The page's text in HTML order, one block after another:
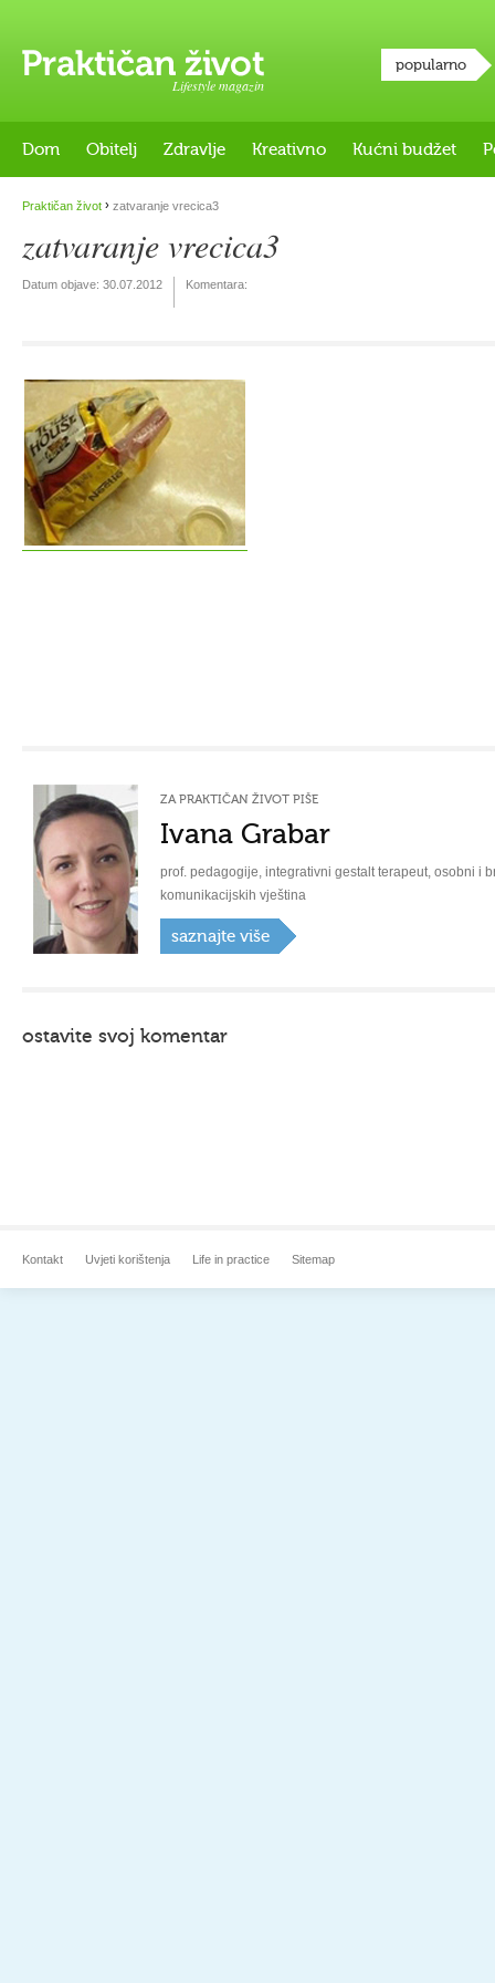
Lifestyle magazin
popularno
Dom Obitelj Zdravlje Kreativno Kućni budžet
Praktičan život › zatvaranje vrecica3
zatvaranje vrecica3
Datum objave: 30.07.2012 Komentara:
ZA PRAKTIČAN ŽIVOT PIŠE
Ivana Grabar
prof. pedagogije, integrativni gestalt terapeut, osobni i
komunikacijskih vještina
saznajte više
ostavite svoj komentar
Kontakt Uvjeti korištenja Life in practice Sitemap